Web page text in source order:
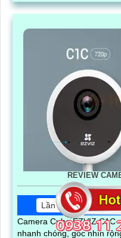
REVIEW
Lần xem: 9048
Camera Cube EZVIZ C1C
nhanh chóng, góc nhìn